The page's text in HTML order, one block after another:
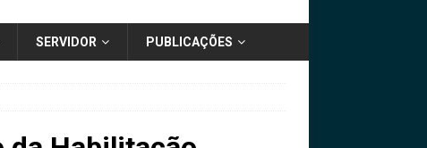
SERVIDOR PUBLICAÇÕES